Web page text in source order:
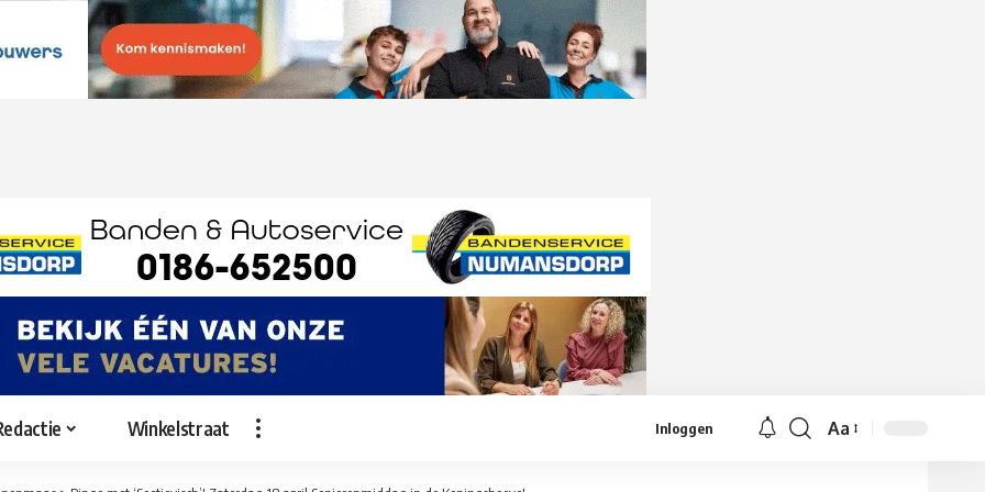
Winkelstraat Inloggen
Lettergrootte
Aa